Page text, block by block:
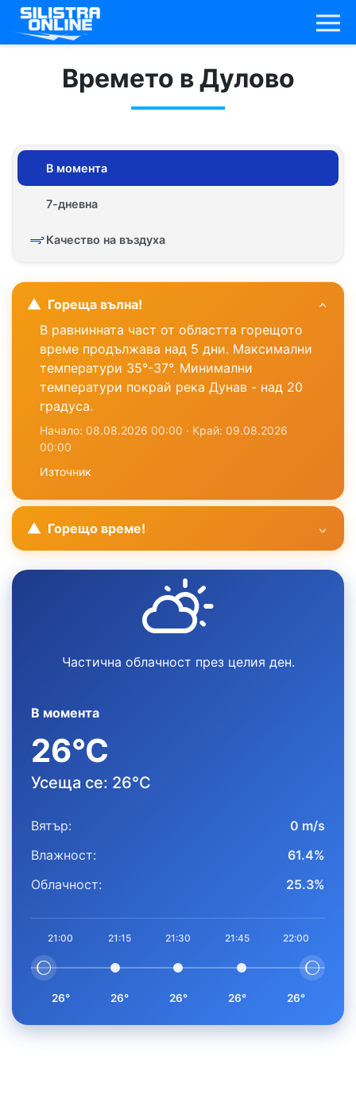
Времето в Дулово
В момента
7-дневна
Качество на въздуха
Гореща вълна!
В равнинната част от областта горещото
време продължава над 5 дни. Максимални
температури 35°-37°. Минимални
температури покрай река Дунав - над 20
градуса.
Начало: 08.08.2026 00:00 · Край: 09.08.2026
00:00
Източник
Горещо време!
Частична облачност през целия ден.
В момента
26°C
Усеща се: 26°C
Вятър:
0 m/s
Влажност:
61.4%
Облачност:
25.3%
21:00 21:15 21:30 21:45 22:00
26° 26° 26° 26° 26°